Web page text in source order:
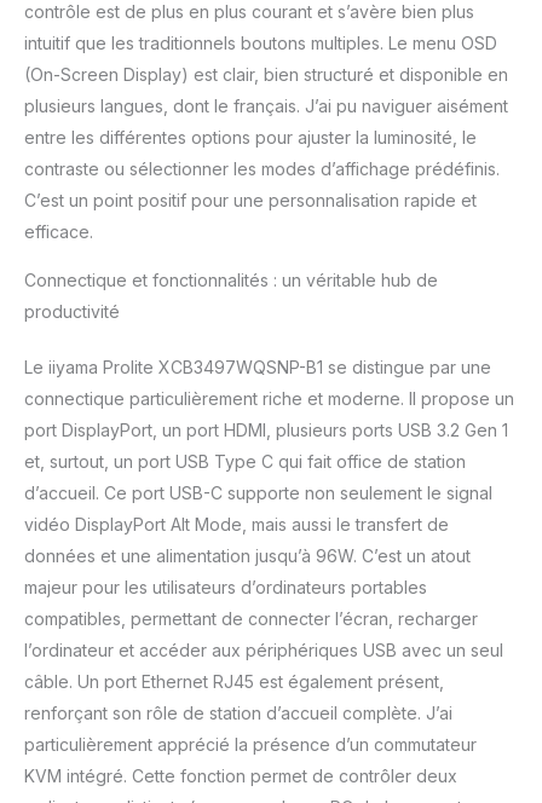
santé mais aussi à votre
productivité.
contrôle est de plus en plus courant et s’avère bien plus
intuitif que les traditionnels boutons multiples. Le menu OSD
(On-Screen Display) est clair, bien structuré et disponible en
plusieurs langues, dont le français. J’ai pu naviguer aisément
entre les différentes options pour ajuster la luminosité, le
contraste ou sélectionner les modes d’affichage prédéfinis.
C’est un point positif pour une personnalisation rapide et
efficace.
Connectique et fonctionnalités : un véritable hub de
productivité
Le iiyama Prolite XCB3497WQSNP-B1 se distingue par une
connectique particulièrement riche et moderne. Il propose un
port DisplayPort, un port HDMI, plusieurs ports USB 3.2 Gen 1
et, surtout, un port USB Type C qui fait office de station
d’accueil. Ce port USB-C supporte non seulement le signal
vidéo DisplayPort Alt Mode, mais aussi le transfert de
données et une alimentation jusqu’à 96W. C’est un atout
majeur pour les utilisateurs d’ordinateurs portables
compatibles, permettant de connecter l’écran, recharger
l’ordinateur et accéder aux périphériques USB avec un seul
câble. Un port Ethernet RJ45 est également présent,
renforçant son rôle de station d’accueil complète. J’ai
particulièrement apprécié la présence d’un commutateur
KVM intégré. Cette fonction permet de contrôler deux